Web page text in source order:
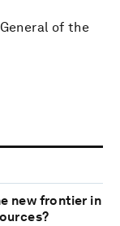
of the
new frontier in